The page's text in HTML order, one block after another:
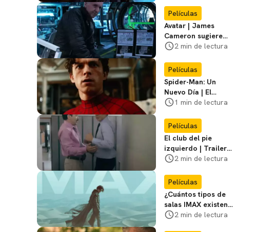
primer póster del
film
Películas
Avatar | James
Cameron sugiere
que está listo para
2 min de lectura
Películas
Spider-Man: Un
Nuevo Día | El
director dice que el
Chan no participó
1 min de lectura
Películas
El club del pie
izquierdo | Trailer
del remake de
Adrián Uribe y
María León
2 min de lectura
Películas
¿Cuántos tipos de
salas IMAX existen?
Te contamos las
2 min de lectura